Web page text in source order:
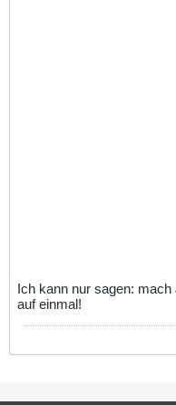
Ich kann nur sagen:
auf einmal!